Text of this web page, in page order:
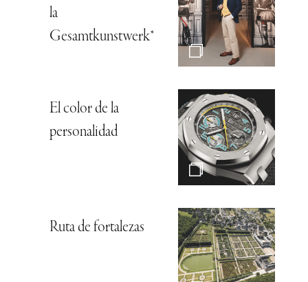
la
Gesamtkunstwerk*
El color de la
personalidad
Ruta de fortalezas